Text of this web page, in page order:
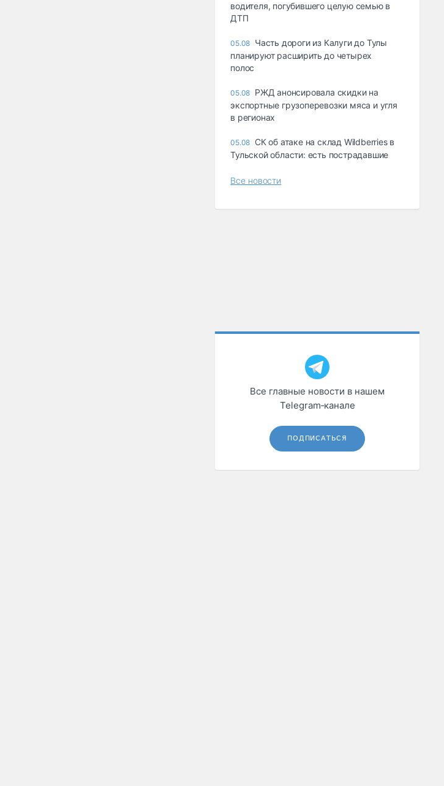
водителя, погубившего целую семью в
ДТП
05.08 Часть дороги из Калуги до Тулы
планируют расширить до четырех
полос
05.08 РЖД анонсировала скидки на
экспортные грузоперевозки мяса и угля
в регионах
05.08 СК об атаке на склад Wildberries в
Тульской области: есть пострадавшие
Все новости
Все главные новости в нашем
Telegram‑канале
ПОДПИСАТЬСЯ